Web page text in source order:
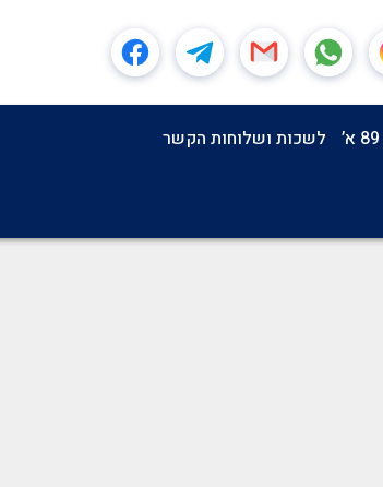
לשכות ושלוחות הקשר